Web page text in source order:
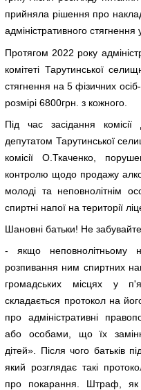
прийняла рішення про
адміністративного
Протягом 2022 року
комітеті Тарутинської
стягнення на 5 фізичних
розмірі 6800грн. з кожного.
Під час засідання комісії
депутатом Тарутинської
комісії О.Ткаченко,
контролю щодо продажу
молоді та неповнолітнім
спиртні напої на території
Шановні батьки! Не
- якщо неповнолітньому
розпивання ним спиртних
громадських місцях у
складається протокол на
про адміністративні
або особами, що їх
дітей». Після чого батьків
який розглядає такі
про покарання. Штраф, як